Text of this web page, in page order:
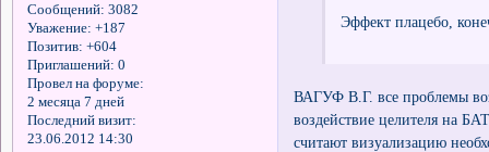
Сообщений: 3082
Уважение: +187
Позитив: +604
Приглашений: 0
Провел на форуме:
2 месяца 7 дней
Последний визит:
23.06.2012 14:30
Эффект плацебо,
ВАГУФ В.Г. все проблемы
воздействие целителя на
считают визуализацию